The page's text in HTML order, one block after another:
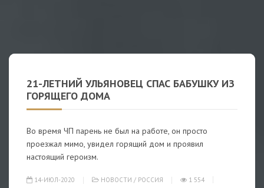
21-ЛЕТНИЙ УЛЬЯНОВЕЦ СПАС БАБУШКУ ИЗ
ГОРЯЩЕГО ДОМА
Во время ЧП парень не был на работе, он просто
проезжал мимо, увидел горящий дом и проявил
настоящий героизм.
14-ИЮЛ-2020 НОВОСТИ / РОССИЯ
1 554